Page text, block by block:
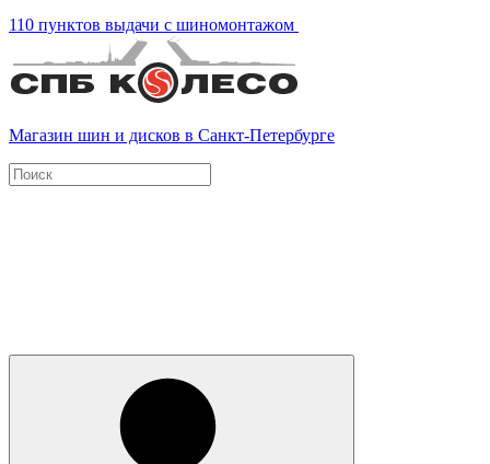
110 пунктов выдачи с шиномонтажом
Магазин шин и дисков в Санкт-Петербурге